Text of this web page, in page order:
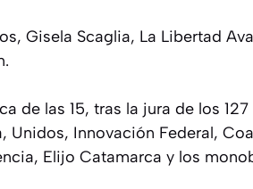
Gisela Scaglia, La Libertad
de las 15, tras la jura de los
Unidos, Innovación Federal,
Elijo Catamarca y los